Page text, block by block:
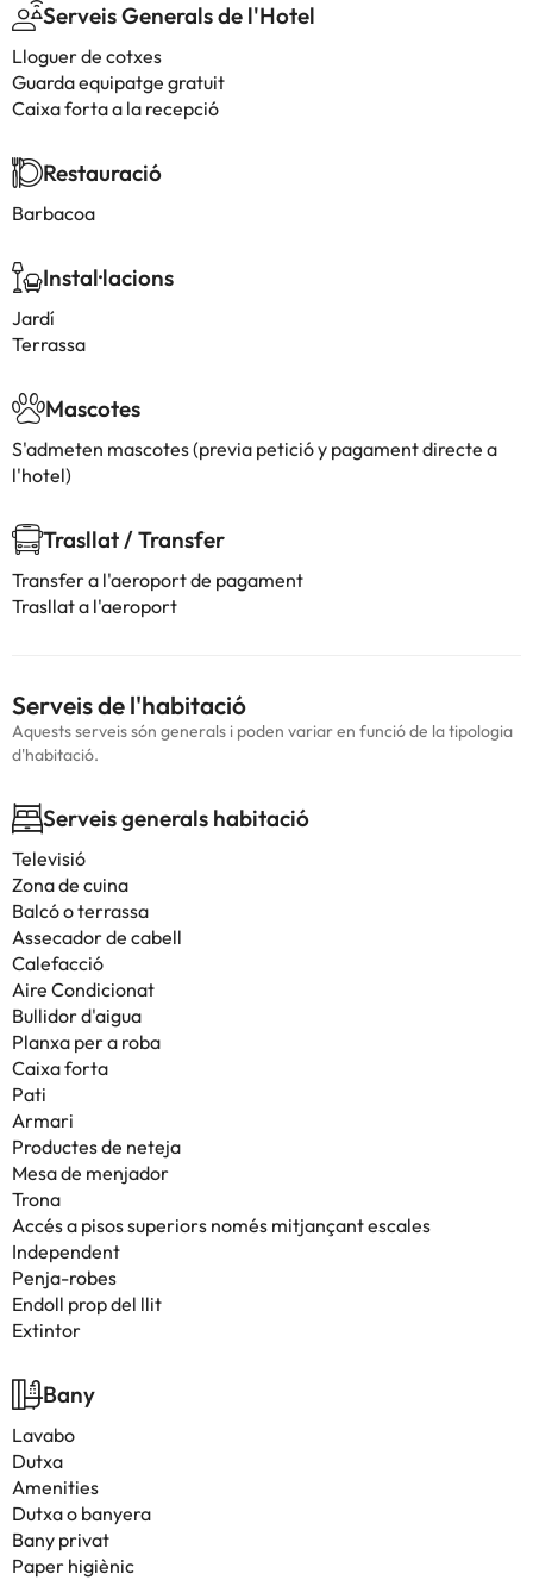
Serveis Generals de l'Hotel
Lloguer de cotxes
Guarda equipatge gratuit
Caixa forta a la recepció
Restauració
Barbacoa
Instal·lacions
Jardí
Terrassa
Mascotes
S'admeten mascotes (previa petició y pagament directe a
l'hotel)
Trasllat / Transfer
Transfer a l'aeroport de pagament
Trasllat a l'aeroport
Serveis de l'habitació
Aquests serveis són generals i poden variar en funció de la tipologia
d'habitació.
Serveis generals habitació
Televisió
Zona de cuina
Balcó o terrassa
Assecador de cabell
Calefacció
Aire Condicionat
Bullidor d'aigua
Planxa per a roba
Caixa forta
Pati
Armari
Productes de neteja
Mesa de menjador
Trona
Accés a pisos superiors només mitjançant escales
Independent
Penja-robes
Endoll prop del llit
Extintor
Bany
Lavabo
Dutxa
Amenities
Dutxa o banyera
Bany privat
Paper higiènic